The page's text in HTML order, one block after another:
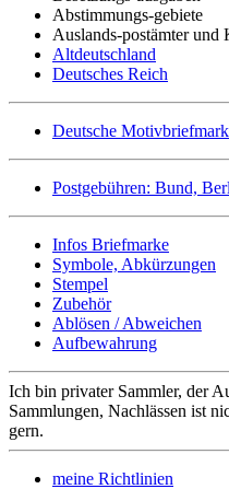
Abstimmungs-gebiete
Auslands-postämter und
Altdeutschland
Deutsches Reich
Deutsche
Postgebühren: Bund,
Infos Briefmarke
Symbole, Abkürzungen
Stempel
Zubehör
Ablösen / Abweichen
Aufbewahrung
Ich bin privater Sammler, der
Sammlungen, Nachlässen ist
gern.
meine Richtlinien